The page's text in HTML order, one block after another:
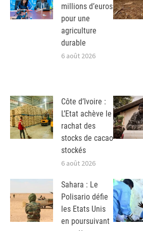
millions d’euros
pour une
agriculture
durable
6 août 2026
Côte d’Ivoire :
L’Etat achève le
rachat des
stocks de cacao
stockés
6 août 2026
Sahara : Le
Polisario défie
les Etats Unis
en poursuivant